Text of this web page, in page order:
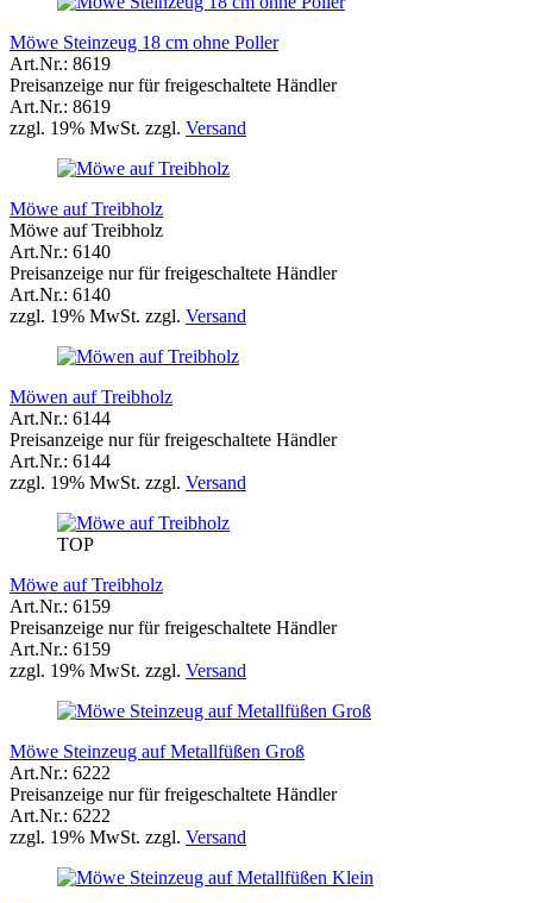
Möwe Steinzeug 18 cm ohne Poller
Art.Nr.: 8619
Preisanzeige nur für freigeschaltete Händler
Art.Nr.: 8619
zzgl. 19% MwSt. zzgl. Versand
Möwe auf Treibholz
Möwe auf Treibholz
Art.Nr.: 6140
Preisanzeige nur für freigeschaltete Händler
Art.Nr.: 6140
zzgl. 19% MwSt. zzgl. Versand
Möwen auf Treibholz
Art.Nr.: 6144
Preisanzeige nur für freigeschaltete Händler
Art.Nr.: 6144
zzgl. 19% MwSt. zzgl. Versand
TOP
Möwe auf Treibholz
Art.Nr.: 6159
Preisanzeige nur für freigeschaltete Händler
Art.Nr.: 6159
zzgl. 19% MwSt. zzgl. Versand
Möwe Steinzeug auf Metallfüßen Groß
Art.Nr.: 6222
Preisanzeige nur für freigeschaltete Händler
Art.Nr.: 6222
zzgl. 19% MwSt. zzgl. Versand